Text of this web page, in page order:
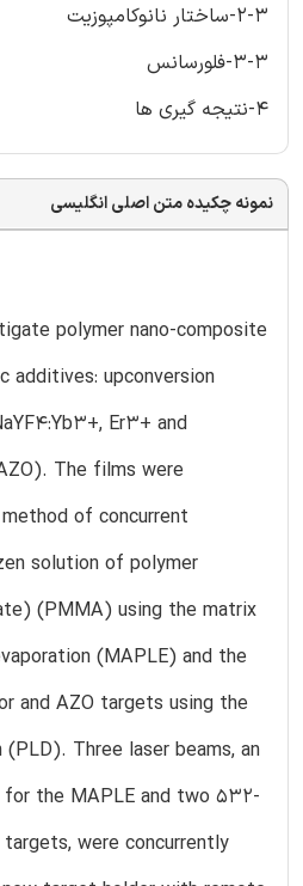
2-3-ساختار نانوکامپوزیت
3-3-فلورسانس
4-نتیجه گیری ها
نمونه چکیده متن اصلی انگلیسی
polymer nano-composite
additives: upconversion
Er3+ and
The films were
of concurrent
solution of polymer
(PMMA) using the matrix
(MAPLE) and the
and AZO targets using the
Three laser beams, an
for the MAPLE and two 532-
were concurrently